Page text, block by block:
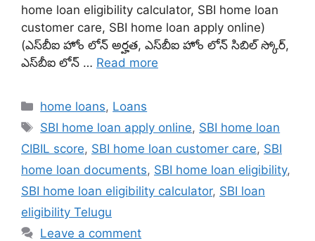
home loan eligibility calculator, SBI home loan
customer care, SBI home loan apply online)
(ఎస్‌బీఐ హోం లోన్ అర్హత, ఎస్‌బీఐ హోం లోన్ సిబిల్ స్కోర్,
ఎస్‌బీఐ లోన్ … Read more
Categories
home loans, Loans
Tags
SBI home loan apply online, SBI home loan
CIBIL score, SBI home loan customer care, SBI
home loan documents, SBI home loan eligibility,
SBI home loan eligibility calculator, SBI loan
eligibility Telugu
Leave a comment